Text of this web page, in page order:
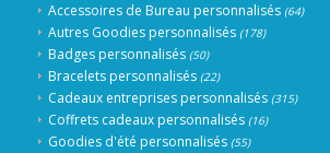
Accessoires de Bureau personnalisés (64)
Autres Goodies personnalisés (178)
Badges personnalisés (50)
Bracelets personnalisés (22)
Cadeaux entreprises personnalisés (315)
Coffrets cadeaux personnalisés (16)
Goodies d'été personnalisés (55)